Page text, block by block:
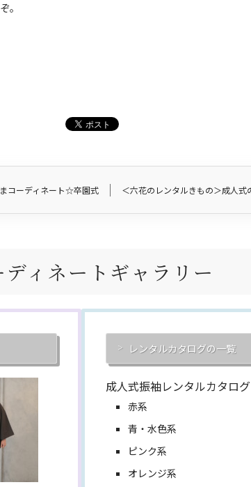
。
コーディネート☆卒園式 ＜六花のレンタルきもの＞成人
ディネートギャラリー
レンタルカタログの一覧
成人式振袖レンタルカタログ
赤系
青・水色系
ピンク系
オレンジ系